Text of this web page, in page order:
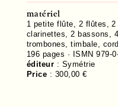
matériel
1 petite flûte, 2 flûtes,
clarinettes, 2 bassons,
trombones, timbale,
196 pages ·
ISMN 979-
éditeur : Symétrie
Price : 300,00 €